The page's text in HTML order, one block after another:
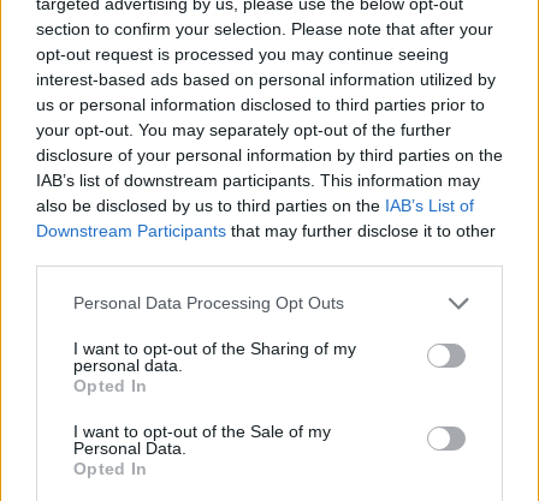
section to confirm your selection. Please note that after your
opt-out request is processed you may continue seeing
interest-based ads based on personal information utilized by
us or personal information disclosed to third parties prior to
your opt-out. You may separately opt-out of the further
disclosure of your personal information by third parties on the
IAB’s list of downstream participants. This information may
also be disclosed by us to third parties on the IAB’s List of
Downstream Participants that may further disclose it to other
Please note that this website/app uses one or more Google
not limited to your visit or usage behaviour. You may click to
grant or deny consent to Google and its third-party tags to
use your data for below specified purposes in below Google
consent section.
Personal Data Processing Opt Outs
I want to opt-out of the Sharing of my
personal data.
Opted In
I want to opt-out of the Sale of my
Personal Data.
Opted In
és csontrepedést kapott. A doktor visszaküldte őt
hátra, de bizony az én Pista barátom nyakas ember
lévén, nem ment haza, mint sok más ment volna
boldogan, mert hisz, amint mondták, ez a lövés
»sokat ért«, két-három hónapHinterlandotjelentett.
Osztrák–magyar lovasság és bajor gyalogság Lemberg